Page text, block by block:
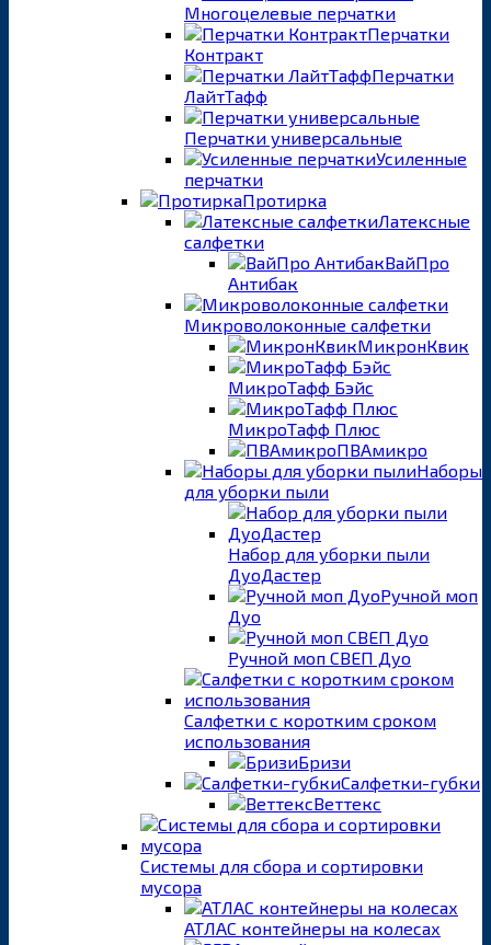
Многоцелевые перчатки
Перчатки
Контракт
Перчатки
ЛайтТафф
Перчатки универсальные
Усиленные
перчатки
Протирка
Латексные
салфетки
ВайПро
Антибак
Микроволоконные салфетки
МикронКвик
МикроТафф Бэйс
МикроТафф Плюс
ПВАмикро
Наборы
для уборки пыли
Набор для уборки пыли
ДуоДастер
Ручной моп
Дуо
Ручной моп СВЕП Дуо
Салфетки с коротким сроком
использования
Бризи
Салфетки-губки
Веттекс
Системы для сбора и сортировки
мусора
АТЛАС контейнеры на колесах